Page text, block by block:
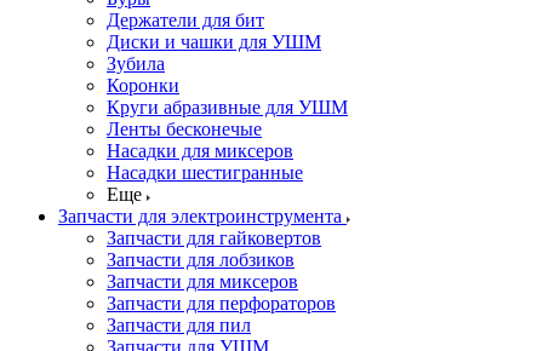
Держатели для бит
Диски и чашки для УШМ
Зубила
Коронки
Круги абразивные для УШМ
Ленты бесконечые
Насадки для миксеров
Насадки шестигранные
Еще
Запчасти для электроинструмента
Запчасти для гайковертов
Запчасти для лобзиков
Запчасти для миксеров
Запчасти для перфораторов
Запчасти для пил
Запчасти для УШМ